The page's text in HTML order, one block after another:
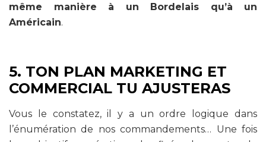
même manière à un Bordelais qu’à un
Américain.
5. TON PLAN MARKETING ET
COMMERCIAL TU AJUSTERAS
Vous le constatez, il y a un ordre logique dans
l’énumération de nos commandements… Une fois